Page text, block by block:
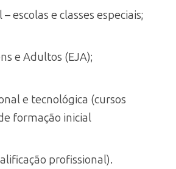
escolas e classes especiais;
e Adultos (EJA);
e tecnológica (cursos
formação inicial
profissional).